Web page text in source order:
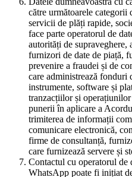
către următoarele categorii
servicii de plăți rapide,
face parte operatorul de
autorități de
furnizori de date de piață,
prevenire a fraudei și de
care administrează
instrumente, software și
tranzacțiilor și
punerii în aplicare a
trimiterea de informații
comunicare electronică,
firme de consultanță,
care furnizează servere și
Contactul cu operatorul de
WhatsApp poate fi inițiat